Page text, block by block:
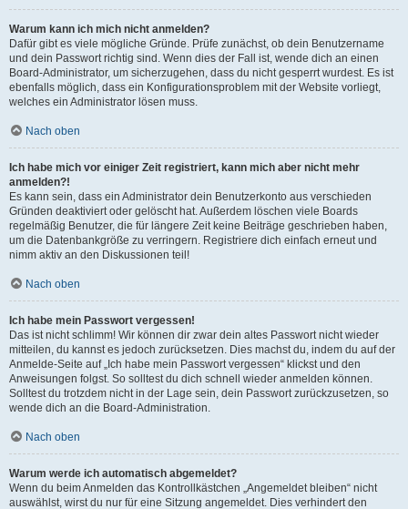
Warum kann ich mich nicht anmelden?
Dafür gibt es viele mögliche Gründe. Prüfe zunächst, ob dein Benutzername
und dein Passwort richtig sind. Wenn dies der Fall ist, wende dich an einen
Board-Administrator, um sicherzugehen, dass du nicht gesperrt wurdest. Es ist
ebenfalls möglich, dass ein Konfigurationsproblem mit der Website vorliegt,
welches ein Administrator lösen muss.
Nach oben
Ich habe mich vor einiger Zeit registriert, kann mich aber nicht mehr
anmelden?!
Es kann sein, dass ein Administrator dein Benutzerkonto aus verschieden
Gründen deaktiviert oder gelöscht hat. Außerdem löschen viele Boards
regelmäßig Benutzer, die für längere Zeit keine Beiträge geschrieben haben,
um die Datenbankgröße zu verringern. Registriere dich einfach erneut und
nimm aktiv an den Diskussionen teil!
Nach oben
Ich habe mein Passwort vergessen!
Das ist nicht schlimm! Wir können dir zwar dein altes Passwort nicht wieder
mitteilen, du kannst es jedoch zurücksetzen. Dies machst du, indem du auf der
Anmelde-Seite auf „Ich habe mein Passwort vergessen“ klickst und den
Anweisungen folgst. So solltest du dich schnell wieder anmelden können.
Solltest du trotzdem nicht in der Lage sein, dein Passwort zurückzusetzen, so
wende dich an die Board-Administration.
Nach oben
Warum werde ich automatisch abgemeldet?
Wenn du beim Anmelden das Kontrollkästchen „Angemeldet bleiben“ nicht
auswählst, wirst du nur für eine Sitzung angemeldet. Dies verhindert den